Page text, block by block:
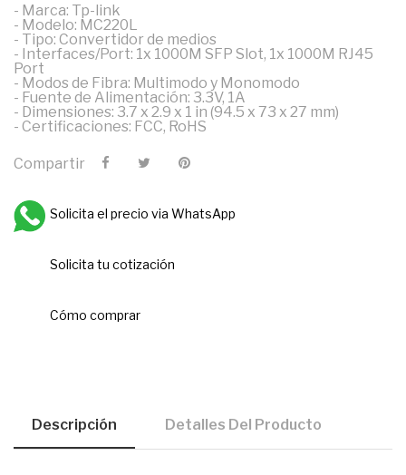
- Marca: Tp-link
- Modelo: MC220L
- Tipo: Convertidor de medios
- Interfaces/Port: 1x 1000M SFP Slot, 1x 1000M RJ45
Port
- Modos de Fibra: Multimodo y Monomodo
- Fuente de Alimentación: 3.3V, 1A
- Dimensiones: 3.7 x 2.9 x 1 in (94.5 x 73 x 27 mm)
- Certificaciones: FCC, RoHS
Compartir
Solicita el precio via WhatsApp
Solicita tu cotización
Cómo comprar
Descripción Detalles Del Producto